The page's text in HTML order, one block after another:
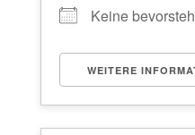
Keine
WEITERE